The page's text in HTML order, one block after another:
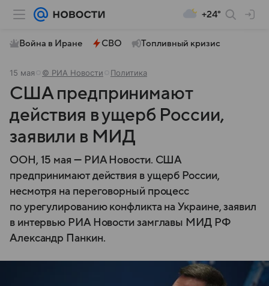
+24°
Война в Иране СВО Топливный кризис
15 мая © РИА Новости Политика
США предпринимают
действия в ущерб России,
заявили в МИД
ООН, 15 мая — РИА Новости. США
предпринимают действия в ущерб России,
несмотря на переговорный процесс
по урегулированию конфликта на Украине, заявил
в интервью РИА Новости замглавы МИД РФ
Александр Панкин.